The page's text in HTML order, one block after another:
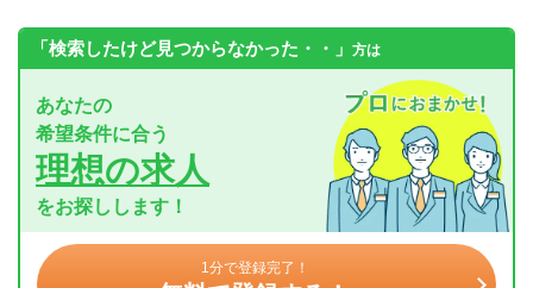
「検索したけど見つからなかった・・」 方は
あなたの
希望条件に合う
理想の求人
をお探しします！
1分で登録完了！